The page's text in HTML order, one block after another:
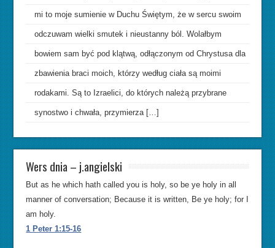
mi to moje sumienie w Duchu Świętym, że w sercu swoim
odczuwam wielki smutek i nieustanny ból. Wolałbym
bowiem sam być pod klątwą, odłączonym od Chrystusa dla
zbawienia braci moich, którzy według ciała są moimi
rodakami. Są to Izraelici, do których należą przybrane
synostwo i chwała, przymierza […]
Wers dnia – j.angielski
But as he which hath called you is holy, so be ye holy in all
manner of conversation; Because it is written, Be ye holy; for I
am holy.
1 Peter 1:15-16